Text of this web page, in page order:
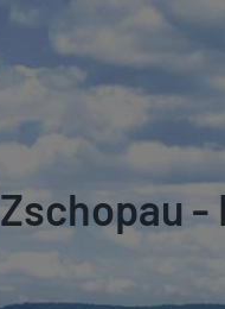
Zschopau